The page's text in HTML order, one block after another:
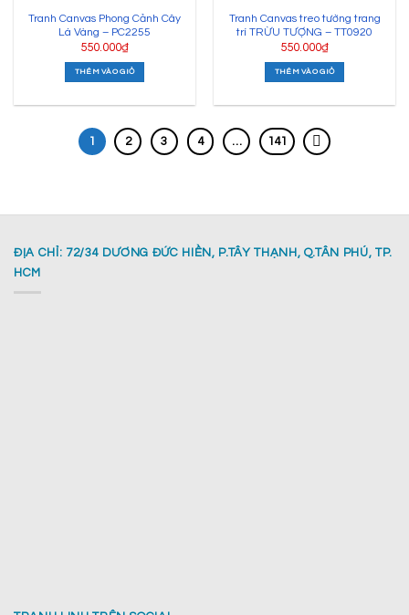
Tranh Canvas Phong Cảnh Cây
Lá Vàng – PC2255
550.000₫
THÊM VÀO GIỎ
Tranh Canvas treo tường trang
trí TRỪU TƯỢNG – TT0920
550.000₫
THÊM VÀO GIỎ
1 2 3 4 … 141
ĐỊA CHỈ: 72/34 DƯƠNG ĐỨC HIỀN, P.TÂY THẠNH, Q.TÂN PHÚ, TP.
HCM